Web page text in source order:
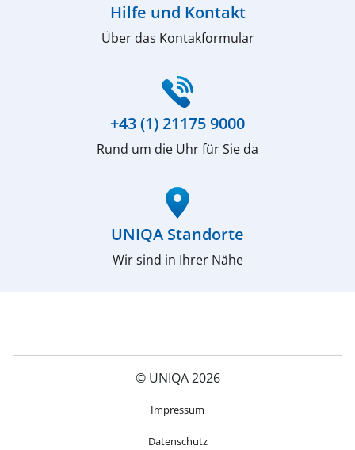
Hilfe und Kontakt
Über das Kontakformular
+43 (1) 21175 9000
Rund um die Uhr für Sie da
UNIQA Standorte
Wir sind in Ihrer Nähe
© UNIQA 2026
Impressum
Datenschutz